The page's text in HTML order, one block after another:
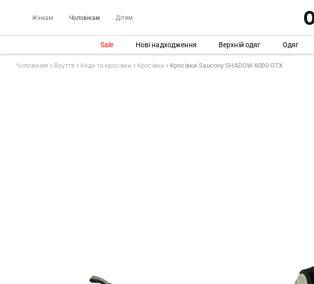
Жінкам Чоловікам Дітям
Sale Нові надходження Верхній одяг Одяг
Чоловікам Взуття Кеди та кросівки Кросівки Кросівки Saucony SHADOW 6000 GTX